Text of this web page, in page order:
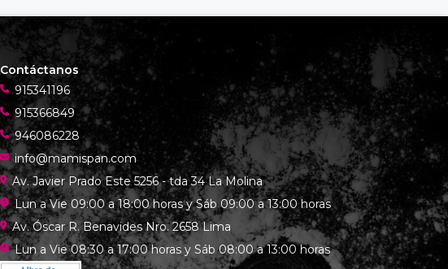
Contáctanos
915341196
915366849
946086228
info@mamispan.com
Av. Javier Prado Este 5256 - tda 34 La Molina
Lun a Vie 09:00 a 18:00 horas y Sáb 09:00 a 13:00 horas
Av. Óscar R. Benavides Nro. 2658 Lima
Lun a Vie 08:30 a 17:00 horas y Sáb 08:00 a 13:00 horas